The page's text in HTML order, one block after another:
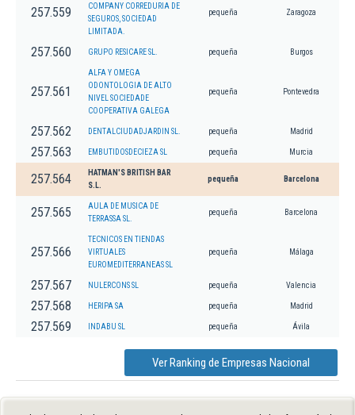
257.559
COMPANY CORREDURIA DE
SEGUROS, SOCIEDAD
LIMITADA.
pequeña Zaragoza
257.560 GRUPO RESICARE SL. pequeña Burgos
257.561
ALFA Y OMEGA
ODONTOLOGIA DE ALTO
NIVEL SOCIEDADE
COOPERATIVA GALEGA
pequeña Pontevedra
257.562 DENTALCIUDADJARDIN SL. pequeña Madrid
257.563 EMBUTIDOSDECIEZA SL pequeña Murcia
257.564
HATMAN'S BRITISH BAR
S.L.
pequeña Barcelona
257.565
AULA DE MUSICA DE
TERRASSA SL.
pequeña Barcelona
257.566
TECNICOS EN TIENDAS
VIRTUALES
EUROMEDITERRANEAS SL
pequeña Málaga
257.567 NULERCONS SL pequeña Valencia
257.568 HERIPA SA pequeña Madrid
257.569 INDABU SL pequeña Ávila
Ver Ranking de Empresas Nacional